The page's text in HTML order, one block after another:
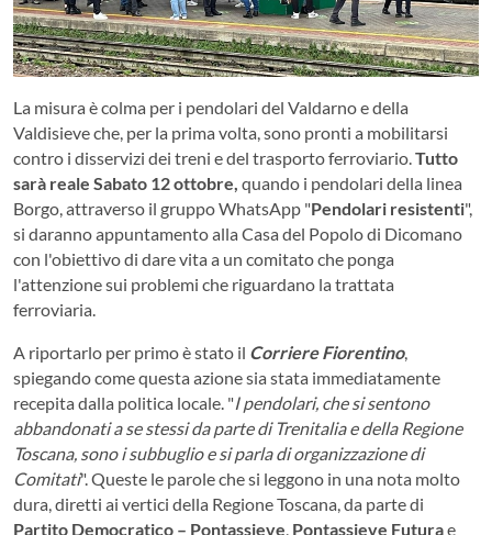
La misura è colma per i pendolari del Valdarno e della
Valdisieve che, per la prima volta, sono pronti a mobilitarsi
contro i disservizi dei treni e del trasporto ferroviario.Tutto
sarà reale Sabato 12 ottobre, quando i pendolari della linea
Borgo, attraverso il gruppo WhatsApp "Pendolari resistenti",
si daranno appuntamento alla Casa del Popolo di Dicomano
con l'obiettivo di dare vita a un comitato che ponga
l'attenzione sui problemi che riguardano la trattata
ferroviaria.
A riportarlo per primo è stato il Corriere Fiorentino,
spiegando come questa azione sia stata immediatamente
recepita dalla politica locale. "I pendolari, che si sentono
abbandonati a se stessi da parte di Trenitalia e della Regione
Toscana, sono i subbuglio e si parla di organizzazione di
Comitati". Queste le parole che si leggono in una nota molto
dura, diretti ai vertici della Regione Toscana, da parte di
Partito Democratico – Pontassieve, Pontassieve Futurae